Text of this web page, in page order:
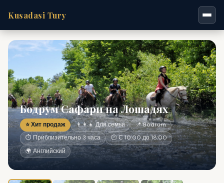
Kusadasi Tury
Бодрум Сафари на Лошадях
⭐ Хит продаж 👨‍👩‍👧 Для семьи
📍 Bodrum
⏱ Приблизительно 3 часа
🕐 С 10:00 до 18:00
🌍 Английский